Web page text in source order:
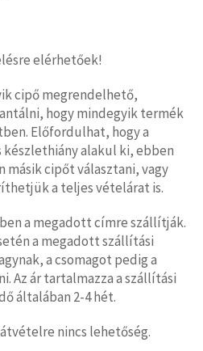
elérhetőek!
cipő megrendelhető,
hogy mindegyik termék
Előfordulhat, hogy a
alakul ki, ebben
másik cipőt választani, vagy
a teljes vételárat is.
a megadott címre szállítják.
a megadott szállítási
a csomagot pedig a
Az ár tartalmazza a szállítási
általában 2-4 hét.
nincs lehetőség.